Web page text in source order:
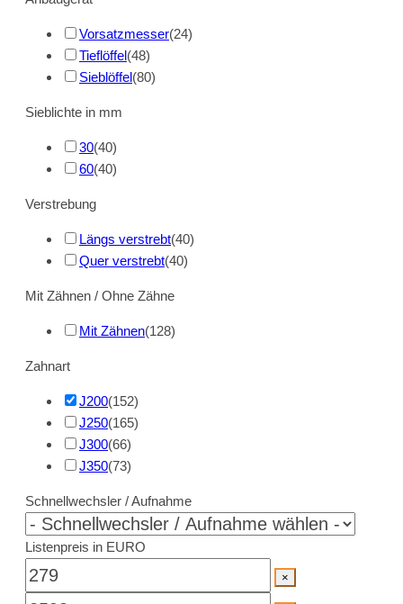
Vorsatzmesser(24)
Tieflöffel(48)
Sieblöffel(80)
Sieblichte in mm
30(40)
60(40)
Verstrebung
Längs verstrebt(40)
Quer verstrebt(40)
Mit Zähnen / Ohne Zähne
Mit Zähnen(128)
Zahnart
J200(152)
J250(165)
J300(66)
J350(73)
Schnellwechsler / Aufnahme
Listenpreis in EURO
×